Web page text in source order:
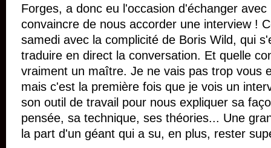
Forges, a donc eu l'occasion d'échanger
convaincre de nous accorder une interview !
samedi avec la complicité de Boris Wild, qui
traduire en direct la conversation. Et quelle
vraiment un maître. Je ne vais pas trop vous
mais c'est la première fois que je vois un
son outil de travail pour nous expliquer sa
pensée, sa technique, ses théories... Une
la part d'un géant qui a su, en plus, rester